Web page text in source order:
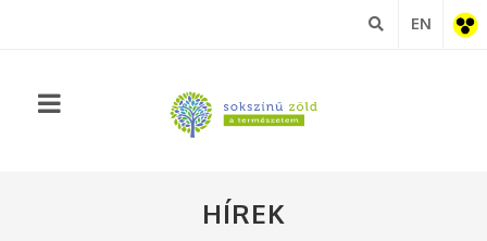
EN
HÍREK